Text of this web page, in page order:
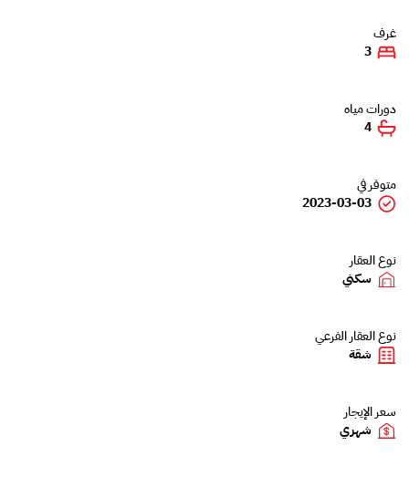
غرف
3
دورات مياه
4
متوفر في
2023-03-03
نوع العقار
سكني
نوع العقار الفرعي
شقة
سعر الإيجار
شهري